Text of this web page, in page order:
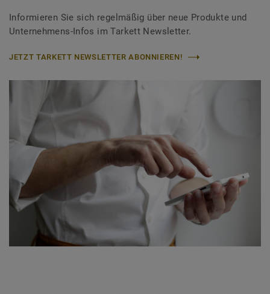
Informieren Sie sich regelmäßig über neue Produkte und
Unternehmens-Infos im Tarkett Newsletter.
JETZT TARKETT NEWSLETTER ABONNIEREN!